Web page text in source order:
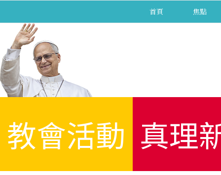
首頁 焦點
教會活動 真理